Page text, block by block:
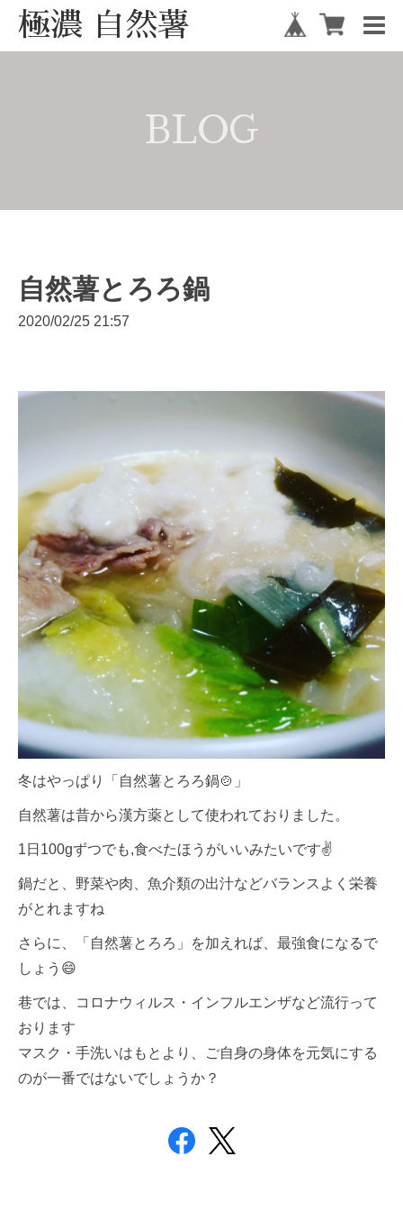
極濃 自然薯
BLOG
自然薯とろろ鍋
2020/02/25 21:57
冬はやっぱり「自然薯とろろ鍋🍲」
自然薯は昔から漢方薬として使われておりました。
1日100gずつでも,食べたほうがいいみたいです✌
鍋だと、野菜や肉、魚介類の出汁などバランスよく栄養
がとれますね
さらに、「自然薯とろろ」を加えれば、最強食になるで
しょう😄
巷では、コロナウィルス・インフルエンザなど流行って
おります
マスク・手洗いはもとより、ご自身の身体を元気にする
のが一番ではないでしょうか？